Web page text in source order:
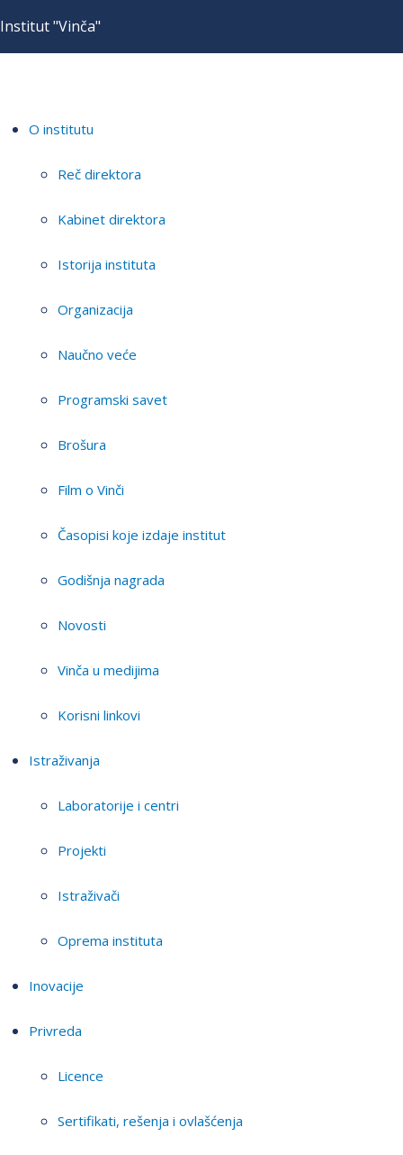
Institut "Vinča"
O institutu
Reč direktora
Kabinet direktora
Istorija instituta
Organizacija
Naučno veće
Programski savet
Brošura
Film o Vinči
Časopisi koje izdaje institut
Godišnja nagrada
Novosti
Vinča u medijima
Korisni linkovi
Istraživanja
Laboratorije i centri
Projekti
Istraživači
Oprema instituta
Inovacije
Privreda
Licence
Sertifikati, rešenja i ovlašćenja